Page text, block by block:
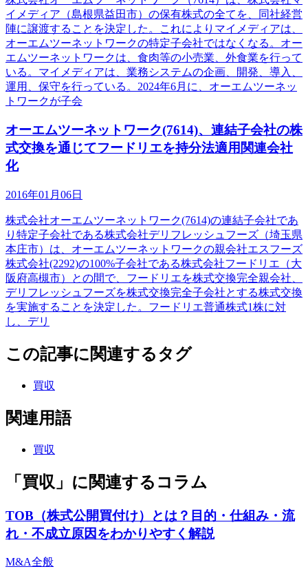
イメディア（島根県益田市）の保有株式の全てを、同社経営
陣に譲渡することを決定した。これによりマイメディアは、
オーエムツーネットワークの特定子会社ではなくなる。オー
エムツーネットワークは、食肉等の小売業、外食業を行って
いる。マイメディアは、業務システムの企画、開発、導入、
運用、保守を行っている。2024年6月に、オーエムツーネッ
トワークが子会
オーエムツーネットワーク(7614)、連結子会社の株
式交換を通じてフードリエを持分法適用関連会社
化
2016年01月06日
株式会社オーエムツーネットワーク(7614)の連結子会社であ
り特定子会社である株式会社デリフレッシュフーズ（埼玉県
本庄市）は、オーエムツーネットワークの親会社エスフーズ
株式会社(2292)の100%子会社である株式会社フードリエ（大
阪府高槻市）との間で、フードリエを株式交換完全親会社、
デリフレッシュフーズを株式交換完全子会社とする株式交換
を実施することを決定した。フードリエ普通株式1株に対
し、デリ
この記事に関連するタグ
買収
関連用語
買収
「買収」に関連するコラム
TOB（株式公開買付け）とは？目的・仕組み・流
れ・不成立原因をわかりやすく解説
M&A全般